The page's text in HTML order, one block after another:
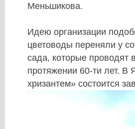
Меньшикова.
Идею организации
цветоводы переняли у
сада, которые проводят
протяжении 60-ти лет. В
хризантем» состоится